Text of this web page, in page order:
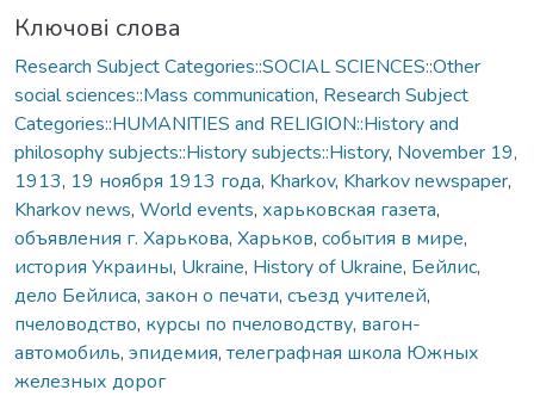
Ключові слова
Research Subject Categories::SOCIAL SCIENCES::Other
social sciences::Mass communication, Research Subject
Categories::HUMANITIES and RELIGION::History and
philosophy subjects::History subjects::History, November 19,
1913, 19 ноября 1913 года, Kharkov, Kharkov newspaper,
Kharkov news, World events, харьковская газета,
объявления г. Харькова, Харьков, события в мире,
история Украины, Ukraine, History of Ukraine, Бейлис,
дело Бейлиса, закон о печати, съезд учителей,
пчеловодство, курсы по пчеловодству, вагон-
автомобиль, эпидемия, телеграфная школа Южных
железных дорог